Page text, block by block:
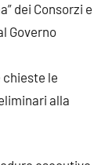
dei Consorzi e
Governo
chieste le
alla